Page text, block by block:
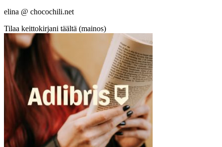
elina @ chocochili.net
Tilaa keittokirjani täältä (mainos)